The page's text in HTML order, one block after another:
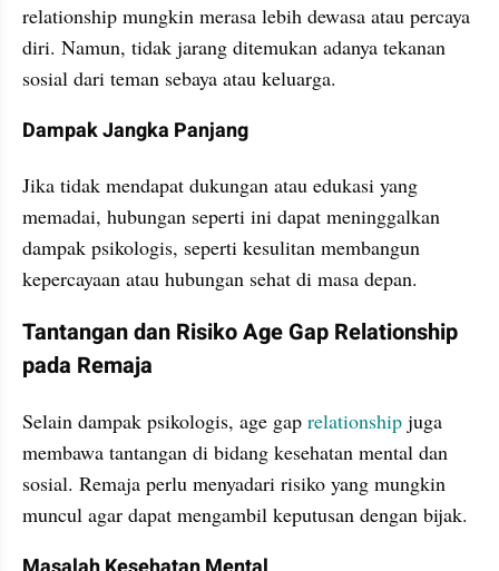
relationship mungkin merasa lebih dewasa atau percaya
diri. Namun, tidak jarang ditemukan adanya tekanan
sosial dari teman sebaya atau keluarga.
Dampak Jangka Panjang
Jika tidak mendapat dukungan atau edukasi yang
memadai, hubungan seperti ini dapat meninggalkan
dampak psikologis, seperti kesulitan membangun
kepercayaan atau hubungan sehat di masa depan.
Tantangan dan Risiko Age Gap Relationship
pada Remaja
Selain dampak psikologis, age gap relationship juga
membawa tantangan di bidang kesehatan mental dan
sosial. Remaja perlu menyadari risiko yang mungkin
muncul agar dapat mengambil keputusan dengan bijak.